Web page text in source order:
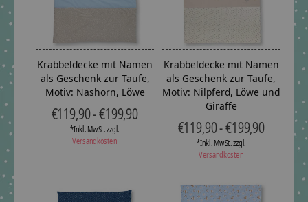
Krabbeldecke mit Namen
als Geschenk zur Taufe,
Motiv: Nashorn, Löwe
€119,90 - €199,90
*Inkl. MwSt. zzgl.
Versandkosten
Krabbeldecke mit Namen
als Geschenk zur Taufe,
Motiv: Nilpferd, Löwe und
Giraffe
€119,90 - €199,90
*Inkl. MwSt. zzgl.
Versandkosten